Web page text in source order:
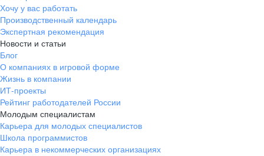
Хочу у вас работать
Производственный календарь
Экспертная рекомендация
Новости и статьи
Блог
О компаниях в игровой форме
Жизнь в компании
ИТ-проекты
Рейтинг работодателей России
Молодым специалистам
Карьера для молодых специалистов
Школа программистов
Карьера в некоммерческих организациях